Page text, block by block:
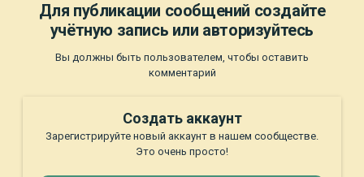
Для публикации сообщений создайте
учётную запись или авторизуйтесь
Вы должны быть пользователем, чтобы оставить
комментарий
Создать аккаунт
Зарегистрируйте новый аккаунт в нашем сообществе.
Это очень просто!